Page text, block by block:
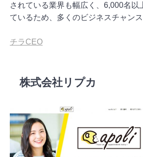
されている業界も幅広く、6,000名以
ているため、多くのビジネスチャンス
チラCEO
株式会社リプカ